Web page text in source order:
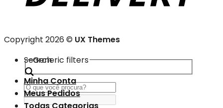
Copyright 2026 © UX Themes
Search
Generic filters
Minha Conta
Meus Pedidos